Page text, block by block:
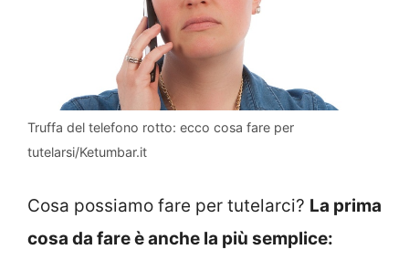
Truffa del telefono rotto: ecco cosa fare per
tutelarsi/Ketumbar.it
Cosa possiamo fare per tutelarci? La prima
cosa da fare è anche la più semplice: